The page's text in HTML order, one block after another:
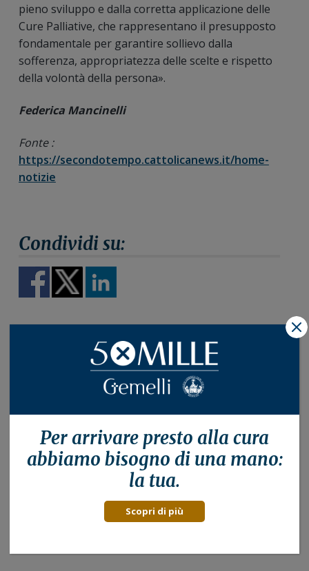
pieno sviluppo e dalla corretta applicazione delle
Cure Palliative, che rappresentano il presupposto
fondamentale per garantire sollievo dalla
sofferenza, appropriatezza delle scelte e rispetto
della volontà della persona».
Federica Mancinelli
Fonte :
https://secondotempo.cattolicanews.it/home-
notizie
Barra
laterale
primaria
Cerca nelle news
Per arrivare presto alla cura
abbiamo bisogno di una mano:
la tua.
Scopri di più
X